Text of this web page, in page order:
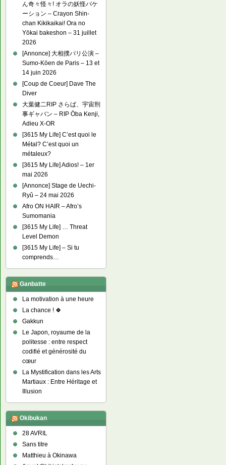
ん奇々怪々! オラの妖怪バケ
ーション – Crayon Shin-
chan Kikikaikai! Ora no
Yōkai bakeshon – 31 juillet
2026
[Annonce] 大相撲パリ公演 –
Sumo-Kōen de Paris – 13 et
14 juin 2026
[Coup de Coeur] Dave The
Diver
大葉健二RIP さらば、宇宙刑
事ギャバン – RIP Ōba Kenji,
Adieu X-OR
[3615 My Life] C’est quoi le
Métal? C’est quoi un
métaleux?
[3615 My Life] Adios! – 1er
mai 2026
[Annonce] Stage de Uechi-
Ryû – 24 mai 2026
Afro ON HAIR – Afro’s
Sumomania
[3615 My Life] … Threat
Level Demon
[3615 My Life] – Si tu
comprends…
Ganbatte
La motivation à une heure
La chance ! 🍀
Gakkun
Le Japon, royaume de la
politesse : entre respect
codifié et générosité du
cœur
La Mystification dans les Arts
Martiaux : Entre Héritage et
Illusion
Okibukan
28 AVRIL
Sans titre
Matthieu à Okinawa